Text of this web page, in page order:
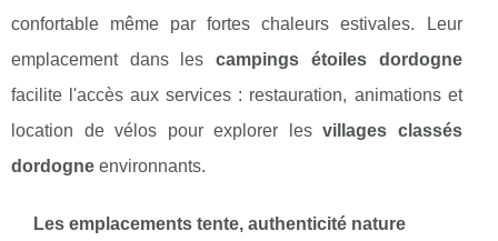
confortable même par fortes chaleurs estivales. Leur
emplacement dans lescampings étoiles dordogne
facilite l'accès aux services : restauration, animations et
location de vélos pour explorer lesvillages classés
dordogne environnants.
Les emplacements tente, authenticité nature